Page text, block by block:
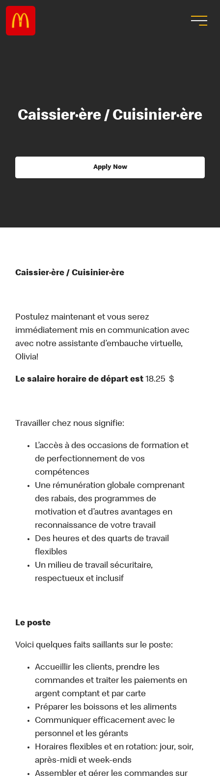
Caissier·ère / Cuisinier·ère
Apply Now
Caissier·ère / Cuisinier·ère
Postulez maintenant et vous serez
immédiatement mis en communication avec
avec notre assistante d’embauche virtuelle,
Olivia!
Le salaire horaire de départ est 18.25 $
Travailler chez nous signifie:
L’accès à des occasions de formation et
de perfectionnement de vos
compétences
Une rémunération globale comprenant
des rabais, des programmes de
motivation et d’autres avantages en
reconnaissance de votre travail
Des heures et des quarts de travail
flexibles
Un milieu de travail sécuritaire,
respectueux et inclusif
Le poste
Voici quelques faits saillants sur le poste:
Accueillir les clients, prendre les
commandes et traiter les paiements en
argent comptant et par carte
Préparer les boissons et les aliments
Communiquer efficacement avec le
personnel et les gérants
Horaires flexibles et en rotation: jour, soir,
après-midi et week-ends
Assembler et gérer les commandes sur